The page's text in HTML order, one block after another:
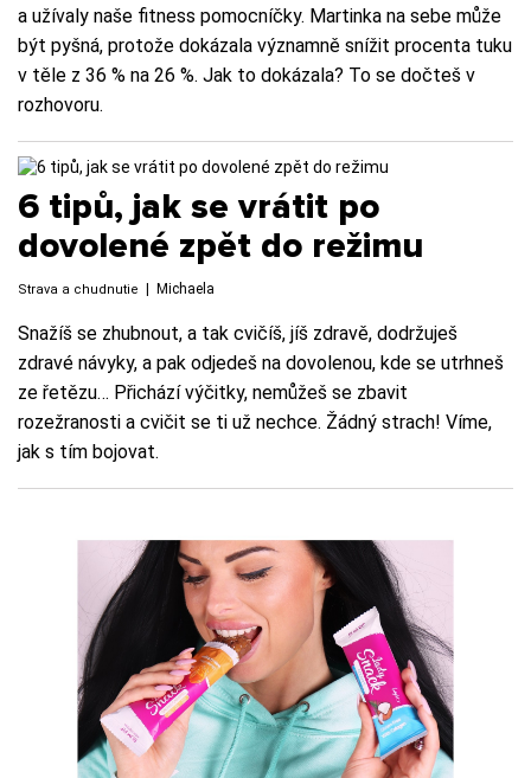
a užívaly naše fitness pomocníčky. Martinka na sebe může
být pyšná, protože dokázala významně snížit procenta tuku
v těle z 36 % na 26 %. Jak to dokázala? To se dočteš v
rozhovoru.
6 tipů, jak se vrátit po
dovolené zpět do režimu
Strava a chudnutie | Michaela
Snažíš se zhubnout, a tak cvičíš, jíš zdravě, dodržuješ
zdravé návyky, a pak odjedeš na dovolenou, kde se utrhneš
ze řetězu… Přichází výčitky, nemůžeš se zbavit
rozežranosti a cvičit se ti už nechce. Žádný strach! Víme,
jak s tím bojovat.